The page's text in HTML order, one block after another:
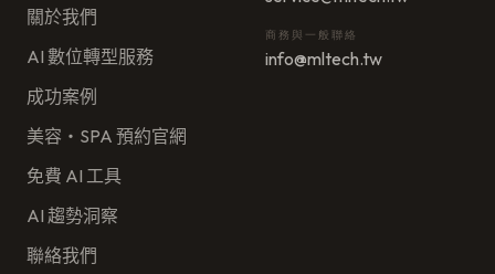
關於我們
AI 數位轉型服務
成功案例
美容・SPA 預約官網
免費 AI 工具
AI 趨勢洞察
聯絡我們
商務與一般聯絡
info@mltech.tw